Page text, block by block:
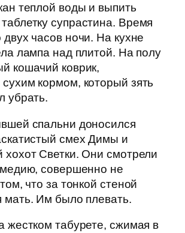
теплой воды и выпить
супрастина. Время
часов ночи. На кухне
лампа над плитой. На полу
кошачий коврик,
кормом, который зять
убрать.
спальни доносился
смех Димы и
хохот Светки. Они смотрели
совершенно не
что за тонкой стеной
мать. Им было плевать.
жестком табурете, сжимая в